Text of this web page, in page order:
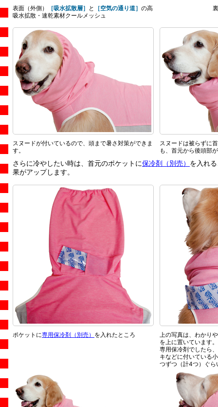
表面（外側） ［吸水拡散層］ と ［空気の通り道］ の高
吸水拡散・速乾素材クールメッシュ
スヌードが付いているので、頭まで暑さ対策ができま
す。
スヌードは被らずに
も、首元から後頭部
さらに冷やしたい時は、首元のポケットに保冷剤（別売） を入れ
果がアップします。
ポケットに専用保冷剤（別売） を入れたところ
上の写真は、わかり
を上に置いています。
専用保冷剤でしたら
キなどに付いている
つずつ（計4つ）ぐ